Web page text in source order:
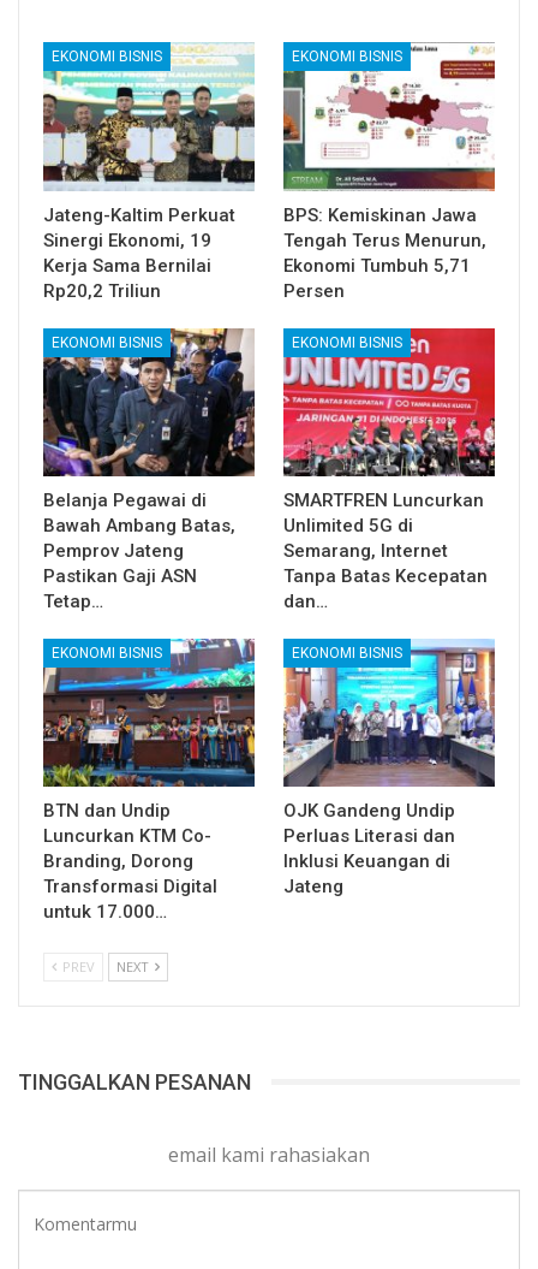
EKONOMI BISNIS
Jateng-Kaltim Perkuat
Sinergi Ekonomi, 19
Kerja Sama Bernilai
Rp20,2 Triliun
EKONOMI BISNIS
BPS: Kemiskinan Jawa
Tengah Terus Menurun,
Ekonomi Tumbuh 5,71
Persen
EKONOMI BISNIS
Belanja Pegawai di
Bawah Ambang Batas,
Pemprov Jateng
Pastikan Gaji ASN
Tetap…
EKONOMI BISNIS
SMARTFREN Luncurkan
Unlimited 5G di
Semarang, Internet
Tanpa Batas Kecepatan
dan…
EKONOMI BISNIS
BTN dan Undip
Luncurkan KTM Co-
Branding, Dorong
Transformasi Digital
untuk 17.000…
EKONOMI BISNIS
OJK Gandeng Undip
Perluas Literasi dan
Inklusi Keuangan di
Jateng
PREV NEXT
TINGGALKAN PESANAN
email kami rahasiakan